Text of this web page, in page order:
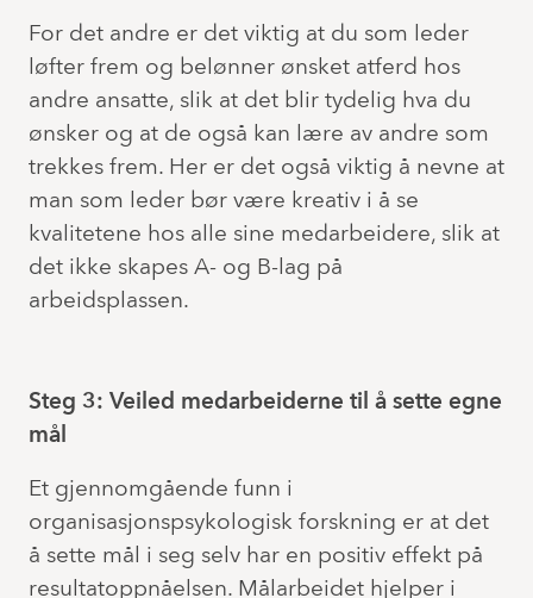
For det andre er det viktig at du som leder
løfter frem og belønner ønsket atferd hos
andre ansatte, slik at det blir tydelig hva du
ønsker og at de også kan lære av andre som
trekkes frem. Her er det også viktig å nevne at
man som leder bør være kreativ i å se
kvalitetene hos alle sine medarbeidere, slik at
det ikke skapes A- og B-lag på
arbeidsplassen.
Steg 3: Veiled medarbeiderne til å sette egne
mål
Et gjennomgående funn i
organisasjonspsykologisk forskning er at det
å sette mål i seg selv har en positiv effekt på
resultatoppnåelsen. Målarbeidet hjelper i